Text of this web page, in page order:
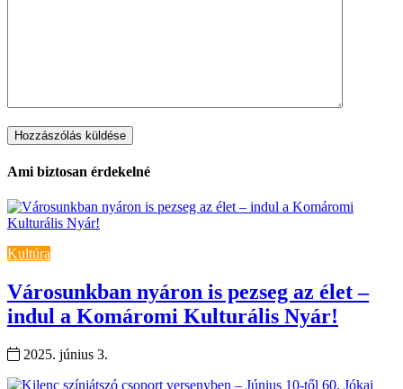
Ami biztosan érdekelné
Kultúra
Városunkban nyáron is pezseg az élet –
indul a Komáromi Kulturális Nyár!
2025. június 3.